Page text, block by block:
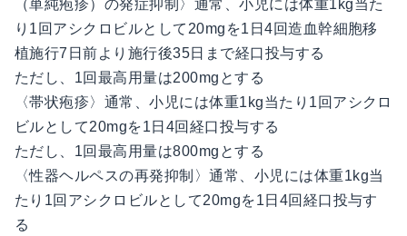
（単純疱疹）の発症抑制〉通常、小児には体重1kg当た
り1回アシクロビルとして20mgを1日4回造血幹細胞移
植施行7日前より施行後35日まで経口投与する
ただし、1回最高用量は200mgとする
〈帯状疱疹〉通常、小児には体重1kg当たり1回アシクロ
ビルとして20mgを1日4回経口投与する
ただし、1回最高用量は800mgとする
〈性器ヘルペスの再発抑制〉通常、小児には体重1kg当
たり1回アシクロビルとして20mgを1日4回経口投与す
る